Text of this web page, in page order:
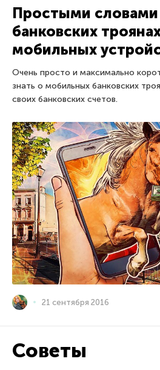
Простыми
банковских
мобильных
Очень просто и максимально
знать о мобильных банковских
своих банковских счетов.
21 сентября 2016
Советы